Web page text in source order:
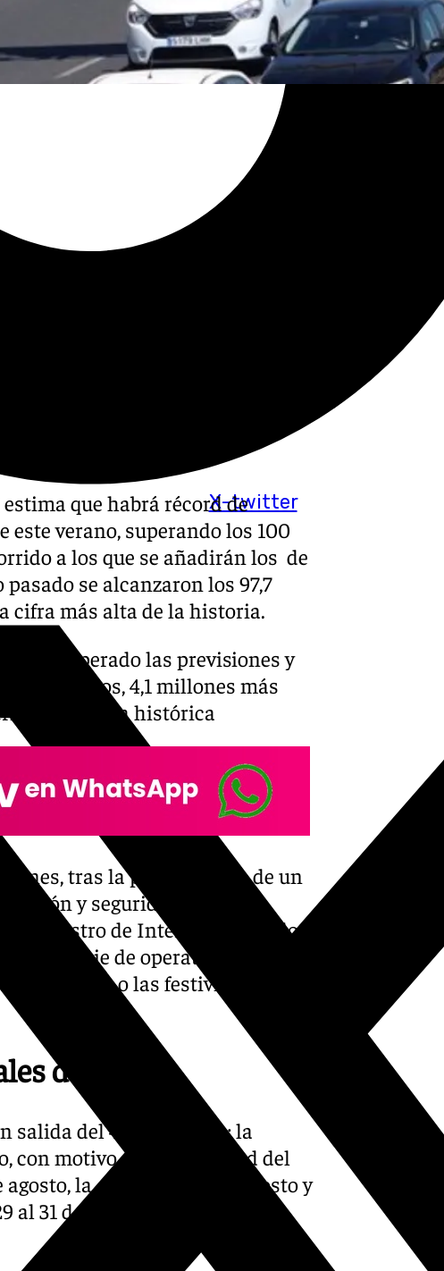
X-twitter
estima que habrá récord de
este verano, superando los 100
a los que se añadirán los de
pasado se alcanzaron los 97,7
cifra más alta de la historia.
han superado las previsiones y
movimientos, 4,1 millones más
estadística histórica
lunes, tras la presentación de un
y seguridad de estos
ministro de Interior Fernando
una serie de operativos con un
cada mes o las festividades
de tráfico
salida del 4 al 6 de julio; la
con motivo de la festividad del
la operación 15 de agosto y
al 31 de agosto siendo el punto